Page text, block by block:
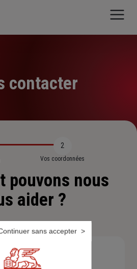
contacter
2
Vos coordonnées
pouvons nous
aider ?
sans accepter